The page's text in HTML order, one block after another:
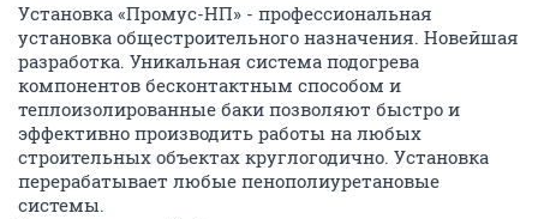
Установка «Промус-НП» - профессиональная
установка общестроительного назначения. Новейшая
разработка. Уникальная система подогрева
компонентов бесконтактным способом и
теплоизолированные баки позволяют быстро и
эффективно производить работы на любых
строительных объектах круглогодично. Установка
перерабатывает любые пенополиуретановые
системы.